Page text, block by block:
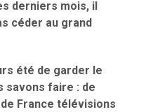
derniers mois, il
céder au grand
été de garder le
savons faire : de
France télévisions